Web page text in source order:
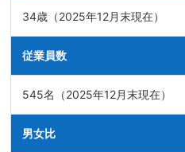
34歳（2025年12月末現在）
従業員数
545名（2025年12月末現在）
男女比